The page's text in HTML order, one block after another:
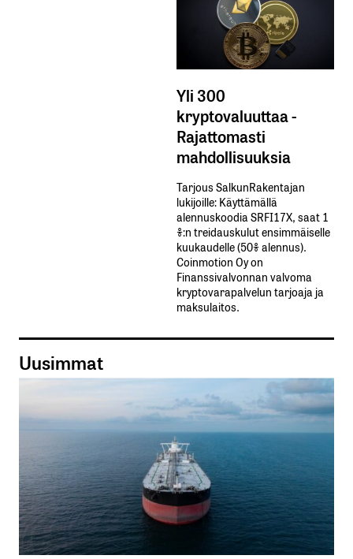
Yli 300
kryptovaluuttaa -
Rajattomasti
mahdollisuuksia
Tarjous SalkunRakentajan
lukijoille: Käyttämällä​ ​
alennuskoodia​ ​SRFI17X,​ ​saat​ ​1
%:n treidauskulut​ ​ensimmäiselle​ ​
kuukaudelle​ ​(50%​ ​alennus).
Coinmotion Oy on
Finanssivalvonnan valvoma
kryptovarapalvelun tarjoaja ja
maksulaitos.
Uusimmat